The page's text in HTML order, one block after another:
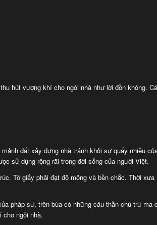
hút vượng khí cho ngôi nhà như lời đồn không.
đất xây dựng nhà tránh khỏi sự quấy nhiễu
sử dụng rộng rãi trong đời sống của người Việt.
Tờ giấy phải đạt độ mỏng và bền chắc. Thời
pháp sư, trên bùa có những câu thần chú trừ
cho ngôi nhà.